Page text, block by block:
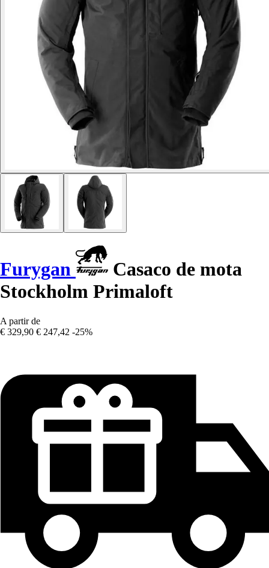
Furygan
Casaco de mota
Stockholm Primaloft
A partir de
€ 329,90 € 247,42 -25%